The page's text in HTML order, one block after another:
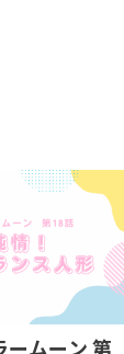
ームーン 第